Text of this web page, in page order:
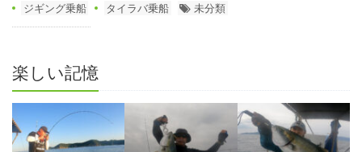
ジギング乗船 タイラバ乗船 未分類
楽しい記憶